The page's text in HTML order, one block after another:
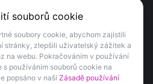
usluga orijentisanih na klijente
Kontakt
souborů cookie
soubory cookie, abychom zajistili
stránky, zlepšili uživatelský zážitek a
na webu. Pokračováním v používání
s používáním souborů cookie na
popsáno v naší Zásadě používání